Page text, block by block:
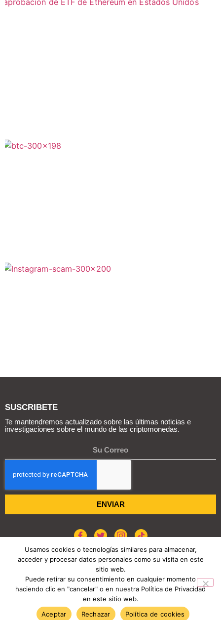
SUSCRIBETE
Te mantendremos actualizado sobre las últimas noticias e
investigaciones sobre el mundo de las criptomonedas.
ENVIAR
COPYRIGHT © 2026 REPORTE CRIPTO
POLÍTICA DE COOKIES
TENDENCIAS HOY
Usamos cookies o tecnologías similares para almacenar,
acceder y procesar datos personales como su visita en este
sitio web.
Puede retirar su consentimiento en cualquier momento
haciendo clic en "cancelar" o en nuestra Política de Privacidad
en este sitio web.
Aceptar
Rechazar Política de cookies